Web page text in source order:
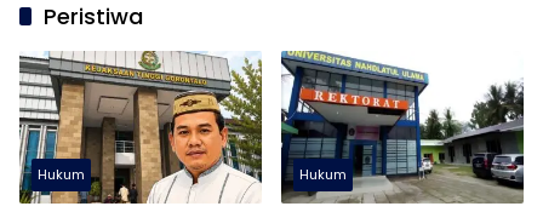
Peristiwa
Hukum Hukum